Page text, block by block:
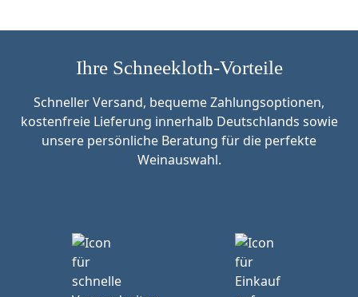
Ihre Schneekloth-Vorteile
Schneller Versand, bequeme Zahlungsoptionen,
kostenfreie Lieferung innerhalb Deutschlands sowie
unsere persönliche Beratung für die perfekte
Weinauswahl.